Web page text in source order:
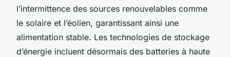
l’intermittence des sources renouvelables comme
le solaire et l’éolien, garantissant ainsi une
alimentation stable. Les technologies de stockage
d’énergie incluent désormais des batteries à haute